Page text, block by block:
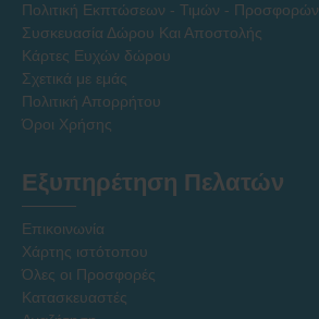
Πολιτική Εκπτώσεων - Τιμών - Προσφορών
Συσκευασία Δώρου Και Αποστολής
Κάρτες Ευχών δώρου
Σχετικά με εμάς
Πολιτική Απορρήτου
Όροι Χρήσης
Εξυπηρέτηση Πελατών
Επικοινωνία
Χάρτης ιστότοπου
Όλες οι Προσφορές
Κατασκευαστές